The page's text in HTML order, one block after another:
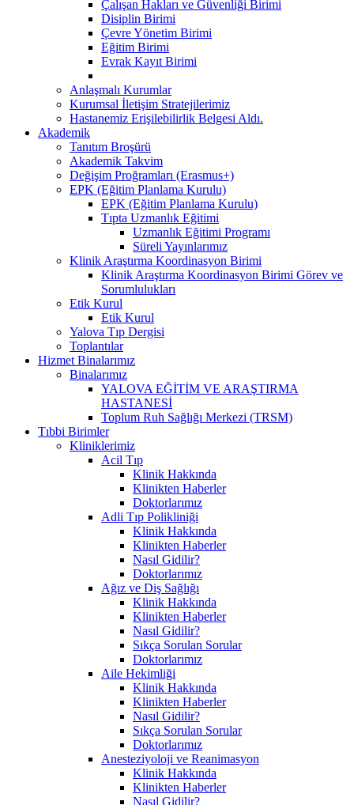
Çalışan Hakları ve Güvenliği Birimi
Disiplin Birimi
Çevre Yönetim Birimi
Eğitim Birimi
Evrak Kayıt Birimi
Anlaşmalı Kurumlar
Kurumsal İletişim Stratejilerimiz
Hastanemiz Erişilebilirlik Belgesi Aldı.
Akademik
Tanıtım Broşürü
Akademik Takvim
Değişim Proğramları (Erasmus+)
EPK (Eğitim Planlama Kurulu)
EPK (Eğitim Planlama Kurulu)
Tıpta Uzmanlık Eğitimi
Uzmanlık Eğitimi Programı
Süreli Yayınlarımız
Klinik Araştırma Koordinasyon Birimi
Klinik Araştırma Koordinasyon Birimi Görev ve
Sorumlulukları
Etik Kurul
Etik Kurul
Yalova Tıp Dergisi
Toplantılar
Hizmet Binalarımız
Binalarımız
YALOVA EĞİTİM VE ARAŞTIRMA
HASTANESİ
Toplum Ruh Sağlığı Merkezi (TRSM)
Tıbbi Birimler
Kliniklerimiz
Acil Tıp
Klinik Hakkında
Klinikten Haberler
Doktorlarımız
Adli Tıp Polikliniği
Klinik Hakkında
Klinikten Haberler
Nasıl Gidilir?
Doktorlarımız
Ağız ve Diş Sağlığı
Klinik Hakkında
Klinikten Haberler
Nasıl Gidilir?
Sıkça Sorulan Sorular
Doktorlarımız
Aile Hekimliği
Klinik Hakkında
Klinikten Haberler
Nasıl Gidilir?
Sıkça Sorulan Sorular
Doktorlarımız
Anesteziyoloji ve Reanimasyon
Klinik Hakkında
Klinikten Haberler
Nasıl Gidilir?